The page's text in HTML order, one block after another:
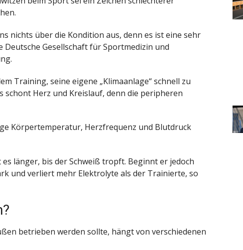
nichts über die Kondition aus, denn es ist eine sehr
Deutsche Gesellschaft für Sportmedizin und
Training, seine eigene „Klimaanlage“ schnell zu
schont Herz und Kreislauf, denn die peripheren
Körpertemperatur, Herzfrequenz und Blutdruck
länger, bis der Schweiß tropft. Beginnt er jedoch
und verliert mehr Elektrolyte als der Trainierte, so
betrieben werden sollte, hängt von verschiedenen